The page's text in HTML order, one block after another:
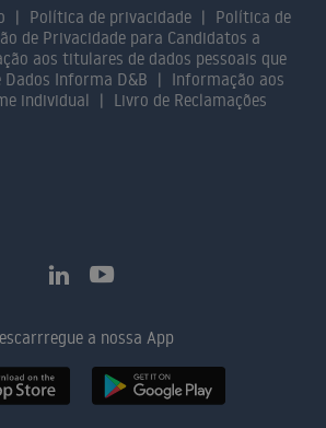
Política de privacidade
Política de
de Privacidade para Candidatos a
aos titulares de dados pessoais que
Dados Informa D&B
Informação aos
individual
Livro de Reclamações
a nossa App